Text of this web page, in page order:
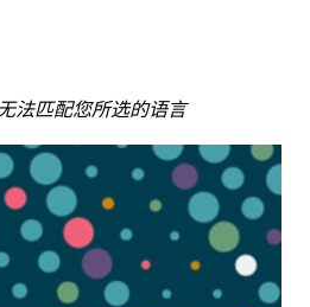
法匹配您所选的语言